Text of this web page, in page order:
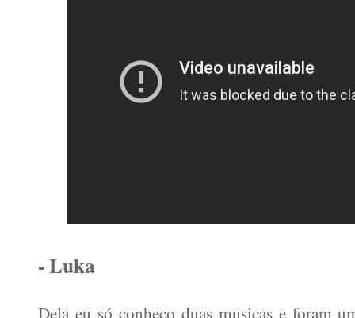
- Luka
Dela eu só conheço duas musicas e foram